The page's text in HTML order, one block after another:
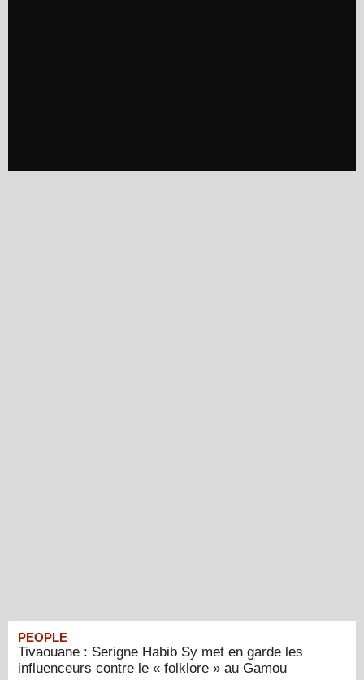
PEOPLE
Tivaouane : Serigne Habib Sy met en garde les
influenceurs contre le « folklore » au Gamou